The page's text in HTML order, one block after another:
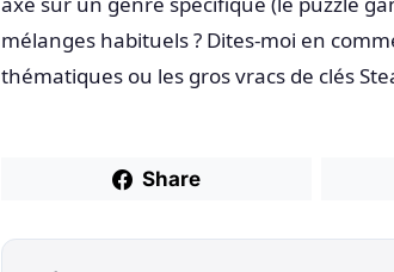
mélanges habituels ? Dites-moi en
thématiques ou les gros vracs de clés
Share